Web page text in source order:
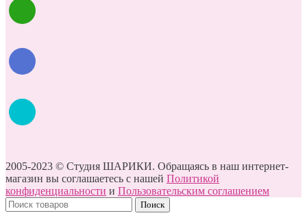
2005-2023 © Студия ШАРИКИ. Обращаясь в наш интернет-
магазин вы соглашаетесь с нашей Политикой
конфиденциальности и Пользовательским соглашением
Поиск